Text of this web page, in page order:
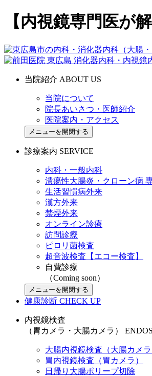
【内視鏡専門医
当院紹介 ABOUT US
当院について
院長あいさつ・医師紹介
医院案内・アクセス
メニューを開閉する
診療案内 SERVICE
内科・一般内科
潰瘍性大腸炎・クローン病
生活習慣病外来
漢方外来
禁煙外来
オンライン診療
訪問診療
ピロリ菌検査
超音波検査【エコー検査】
自費診療
（Coming soon）
メニューを開閉する
健康診断 CHECK UP
内視鏡検査
（胃カメラ・大腸カメラ）
大腸内視鏡検査（大腸カメラ
胃内視鏡検査（胃カメラ）
日帰り大腸ポリープ切除